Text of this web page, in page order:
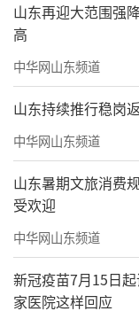
山东再迎大范围强
高
中华网山东频道
山东持续推行稳岗
中华网山东频道
山东暑期文旅消费
受欢迎
中华网山东频道
新冠疫苗7月15日
家医院这样回应